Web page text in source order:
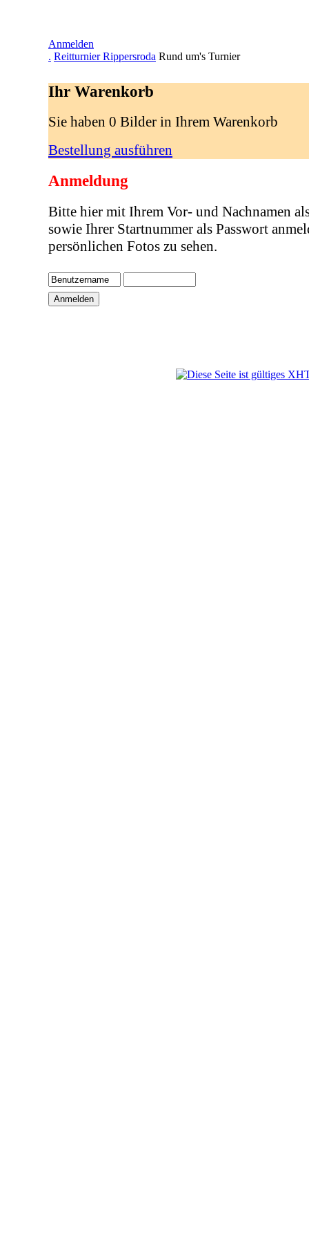
Anmelden
. Reitturnier Rippersroda Rund um's Turnier
Ihr Warenkorb
Sie haben 0 Bilder in Ihrem Warenkorb
Bestellung ausführen
Anmeldung
Bitte hier mit Ihrem Vor- und Nachnamen
sowie Ihrer Startnummer als Passwort
persönlichen Fotos zu sehen.